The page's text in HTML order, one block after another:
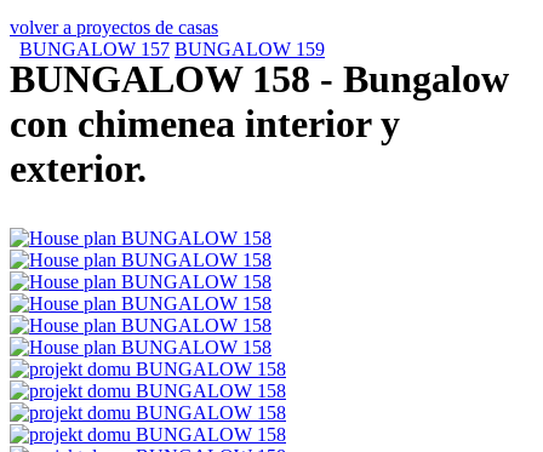
volver a proyectos de casas
BUNGALOW 157 BUNGALOW 159
BUNGALOW 158 - Bungalow
con chimenea interior y
exterior.